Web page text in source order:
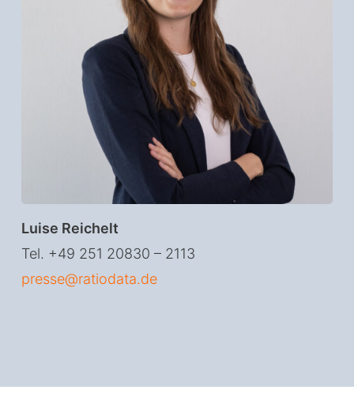
Luise Reichelt
Tel. +49 251 20830 – 2113
presse@ratiodata.de